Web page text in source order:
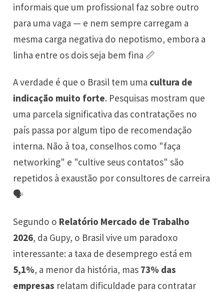
informais que um profissional faz sobre outro
para uma vaga — e nem sempre carregam a
mesma carga negativa do nepotismo, embora a
linha entre os dois seja bem fina 📏
A verdade é que o Brasil tem uma cultura de
indicação muito forte. Pesquisas mostram que
uma parcela significativa das contratações no
país passa por algum tipo de recomendação
interna. Não à toa, conselhos como "faça
networking" e "cultive seus contatos" são
repetidos à exaustão por consultores de carreira
🗣️
Segundo o Relatório Mercado de Trabalho
2026, da Gupy, o Brasil vive um paradoxo
interessante: a taxa de desemprego está em
5,1%, a menor da história, mas 73% das
empresas relatam dificuldade para contratar